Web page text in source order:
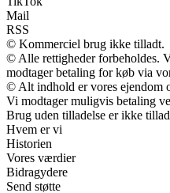
Mail
RSS
© Kommerciel brug ikke tilladt.
© Alle rettigheder forbeholdes.
modtager betaling for køb via
© Alt indhold er vores ejendom
Vi modtager muligvis betaling
Brug uden tilladelse er ikke
Hvem er vi
Historien
Vores værdier
Bidragydere
Send støtte